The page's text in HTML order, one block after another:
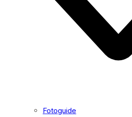
Fotoguide